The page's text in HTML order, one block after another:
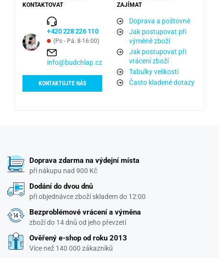
KONTAKTOVAT
+420 228 226 110
(Po - Pá: 8-16:00)
info@budchlap.cz
KONTAKTUJTE NÁS
ZAJÍMAT
Doprava a poštovné
Jak postupovat při
výměně zboží
Jak postupovat při
vrácení zboží
Tabulky velikostí
Často kladené dotazy
Doprava zdarma na výdejní místa
při nákupu nad 900 Kč
Dodání do dvou dnů
při objednávce zboží skladem do 12:00
Bezproblémové vrácení a výměna
zboží do 14 dnů od jeho převzetí
Ověřený e-shop od roku 2013
Více než 140 000 zákazníků